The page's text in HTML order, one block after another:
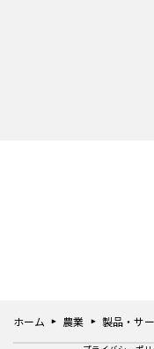
ホーム 農業 製品・サ